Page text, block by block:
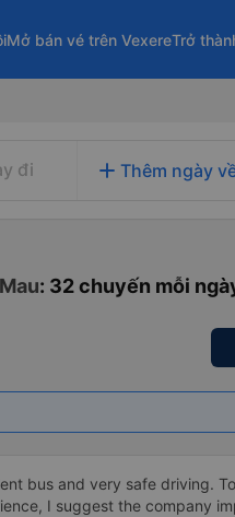
Mở bán vé trên VexereTrở
đi add Thêm ngày
: 32 chuyến mỗi
bus and very safe driving.
I suggest the company